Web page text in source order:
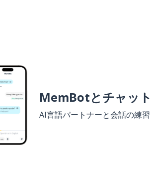
MemBotとチャット
AI言語パートナーと会話の練習